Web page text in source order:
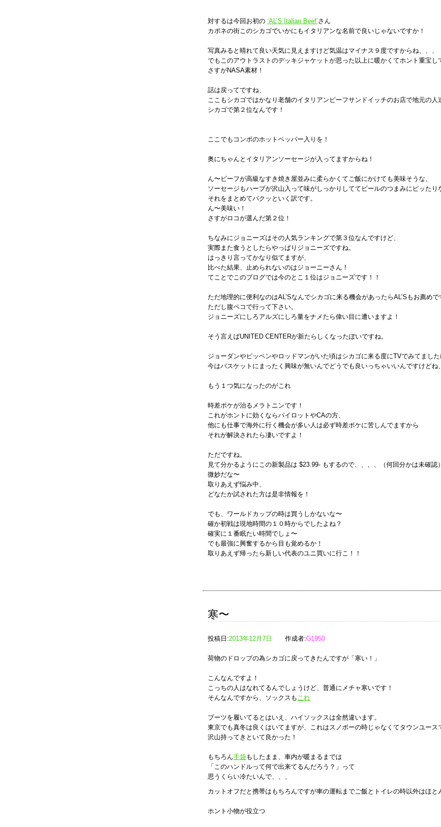
対するは今回お初の ‘AL’S Italian Beef’さん
カポネの街このシカゴでいかにもイタリアンな名前で良いじゃないですか！
写真みると晴れて良い天気に見えますけど気温はマイナス９度ですからね、、、
でもこのアウトラストのデッキジャケットが思った以上に暖かくてホント重宝し
さすがNASA素材！
話は戻ってですね、
ここもシカゴではかなり老舗のイタリアンビーフサンドイッチのお店で地元の人
シカゴで第２位なんです！
ここでもコンボのホットペッパー入りを！
奥にちゃんとイタリアンソーセージが入ってますからね！
ん〜ビーフが高級なすき焼き屋並みに柔らかくてご飯にかけても美味そうな、
ソーセージもハーブが沢山入って味がしっかりしててビールのつまみにピッたり
それをまとめてパクッといく訳です。
ん〜美味い！
さすがロコが選んだ第２位！
ちなみにジョニーズはその人気ランキングで第３位なんですけど、
実際また食うとしたらやっぱりジョニーズですね。
はっきり言ってかなり似てますが、
比べた結果、止められないのはジョーニーさん！
てことでこのブログでは今のとこ１位はジョニーズです！！
ただ地理的に便利なのはAL’Sなんでシカゴに来る機会があったらAL’Sもお薦めで
ただし腹ペコで行って下さい。
ジョニーズにしろアルズにしろ量をナメたら偉い目に遭いますよ！
そう言えばUNITED CENTERが新たらしくなったぽいですね。
ジョーダンやピッペンやロッドマンがいた頃はシカゴに来る度にTVでみてました
今はバスケットにまったく興味が無いんでどうでも良いっちゃいいんですけどね
もう１つ気になったのがこれ
時差ボケが治るメラトニンです！
これがホントに効くならパイロットやCAの方、
他にも仕事で海外に行く機会が多い人は必ず時差ボケに苦しんでますから
それが解決されたら凄いですよ！
ただですね。
見て分かるようにこの新製品は $23.99- もするので、、、、（何回分かは未確認）
微妙だな〜
取りあえず悩み中、
どなたか試された方は是非情報を！
でも、ワールドカップの時は買うしかないな〜
確か初戦は現地時間の１０時からでしたよね？
確実に１番眠たい時間でしょ〜
でも最強に興奮するから目も覚めるか！
取りあえず帰ったら新しい代表のユニ買いに行こ！！
寒〜
投稿日:2013年12月7日 作成者:G1950
荷物のドロップの為シカゴに戻ってきたんですが「寒い！」
こんなんですよ！
こっちの人はなれてるんでしょうけど、普通にメチャ寒いです！
そんなんですから、ソックスも これ
ブーツを履いてるとはいえ、ハイソックスは全然違います。
東京でも真冬は良くはいてますが、これはスノボーの時じゃなくてタウンユース
沢山持ってきといて良かった！
もちろん手袋もしたまま、車内が暖まるまでは
「このハンドルって何で出来てるんだろう？」って
思うくらい冷たいんで、、、
カットオフだと携帯はもちろんですが車の運転までご飯とトイレの時以外はほと
ホント小物が役立つ